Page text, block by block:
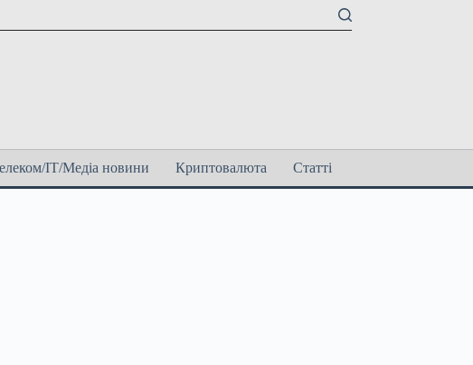
ІТ/Медіа новини Криптовалюта Статті